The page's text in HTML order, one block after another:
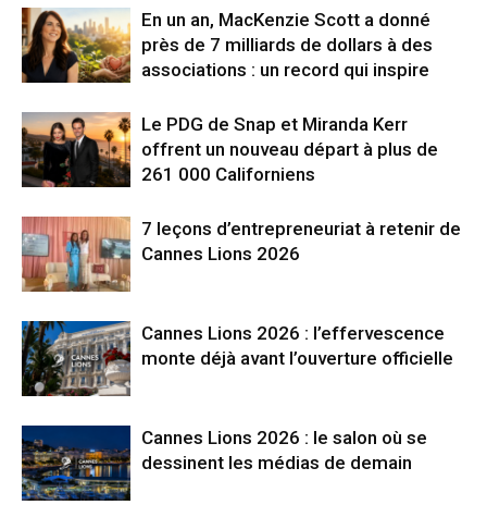
En un an, MacKenzie Scott a donné
près de 7 milliards de dollars à des
associations : un record qui inspire
Le PDG de Snap et Miranda Kerr
offrent un nouveau départ à plus de
261 000 Californiens
7 leçons d’entrepreneuriat à retenir de
Cannes Lions 2026
Cannes Lions 2026 : l’effervescence
monte déjà avant l’ouverture officielle
Cannes Lions 2026 : le salon où se
dessinent les médias de demain